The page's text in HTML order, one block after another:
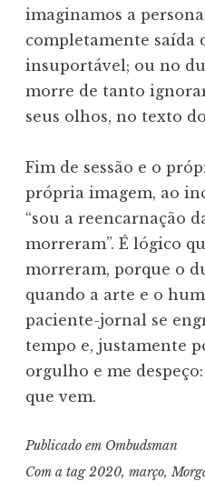
imaginamos a
completamente saída
insuportável; ou no
morre de tanto
seus olhos, no texto
Fim de sessão e o
própria imagem, ao
“sou a reencarnação
morreram”. É lógico
morreram, porque o
quando a arte e o
paciente-jornal se
tempo e, justamente
orgulho e me
que vem.
Publicado em Ombudsman
Com a tag2020, março,